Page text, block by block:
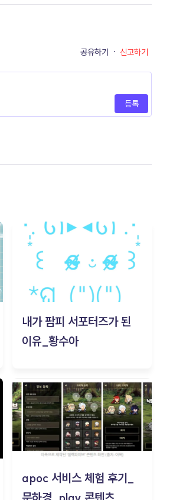
공유하기 · 신고하기
등록
내가 팜피 서포터즈가 된
이유_황수아
apoc 서비스 체험 후기_